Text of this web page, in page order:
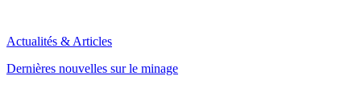
Actualités & Articles
Dernières nouvelles sur le minage